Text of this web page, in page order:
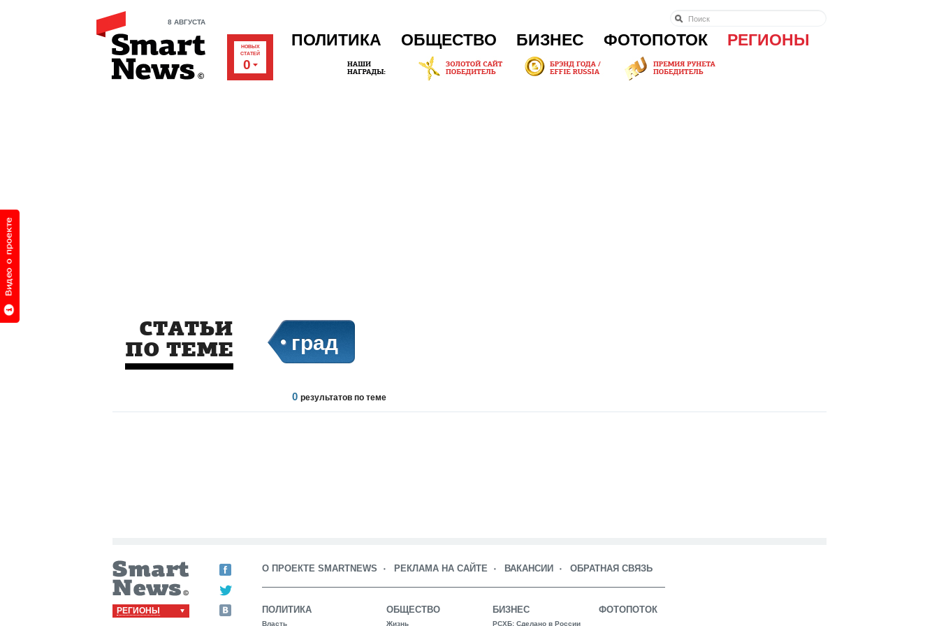
8 АВГУСТА
НОВЫХ
СТАТЕЙ
0
ПОЛИТИКА ОБЩЕСТВО БИЗНЕС ФОТОПОТОК РЕГИОНЫ
СТАТЬИ
ПО ТЕМЕ
град
0 результатов по теме
РЕГИОНЫ
О ПРОЕКТЕ SMARTNEWS РЕКЛАМА НА САЙТЕ ВАКАНСИИ ОБРАТНАЯ СВЯЗЬ
ПОЛИТИКА
Власть
ОБЩЕСТВО
Жизнь
БИЗНЕС
РСХБ: Сделано в России
ФОТОПОТОК